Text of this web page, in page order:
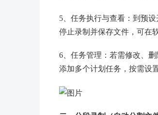
5、任务执行与查看：到预
停止录制并保存文件，可在
6、任务管理：若需修改、
添加多个计划任务，按需设